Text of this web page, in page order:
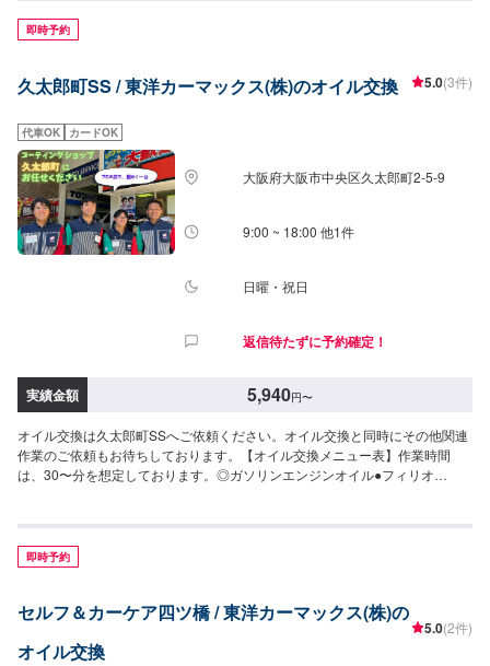
2,530円/L・ENEOSXPRIME(0W-16)上記粘度グレード推奨のハイブリッド
車。2,530円/L・ENEOSX(0W-16)上記粘度グレード推奨のハイブリッド車。
2,200円/L・ENEOSX(5W-30)上記粘度グレード推奨車。2,200円/L・
格：ガソリン車専・ディーゼルエンジン兼用オイル（5W-30）1,760円/L＜デ
以下）1,760円/L・DH-2DPR（すす捕集フィルター）装着大型車（2t以上）
1,760円/L＜オイルフィルター交換＞2,750円〜
即時予約
久太郎町SS / 東洋カーマックス(株)のオイル交換 5.0(3件)
代車OK カードOK
大阪府大阪市中央区久太郎町2-5-9
9:00 ~ 18:00 他1件
日曜・祝日
返信待たずに予約確定！
実績金額 5,940円〜
オイル交換は久太郎町SSへご依頼ください。オイル交換と同時にその他関連
作業のご依頼もお待ちしております。【オイル交換メニュー表】作業時間
は、30〜分を想定しております。◎ガソリンエンジンオイル●フィリオ
リオ(5W-30)1,980円/L◎ディーゼルエンジンオイル●DL-11,430円/L●DH-
21,760円/L【その他追加料金】▶︎廃油処理（工賃）550円▶︎オイルフィルタ
ー5,500円▶︎オイルエレメント3,850円▶︎エアーエレメント4,950円
即時予約
セルフ＆カーケア四ツ橋 / 東洋カーマックス(株)の
オイル交換
5.0(2件)